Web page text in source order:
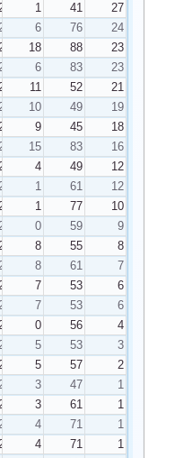
1 41
27
6 76
24
18 88
23
6 83
23
11 52
21
10 49
19
9 45
18
15 83
16
4 49
12
1 61
12
1 77
10
0 59
9
8 55
8
8 61
7
7 53
6
7 53
6
0 56
4
5 53
3
5 57
2
3 47
1
3 61
1
4 71
1
4 71
1